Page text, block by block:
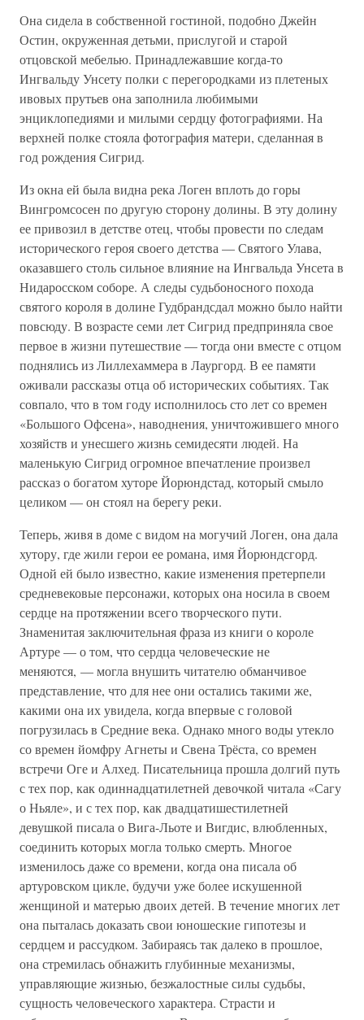
Она сидела в собственной гостиной, подобно Джейн
Остин, окруженная детьми, прислугой и старой
отцовской мебелью. Принадлежавшие когда-то
Ингвальду Унсету полки с перегородками из плетеных
ивовых прутьев она заполнила любимыми
энциклопедиями и милыми сердцу фотографиями. На
верхней полке стояла фотография матери, сделанная в
год рождения Сигрид.
Из окна ей была видна река Логен вплоть до горы
Вингромсосен по другую сторону долины. В эту долину
ее привозил в детстве отец, чтобы провести по следам
исторического героя своего детства — Святого Улава,
оказавшего столь сильное влияние на Ингвальда Унсета в
Нидаросском соборе. А следы судьбоносного похода
святого короля в долине Гудбрандсдал можно было найти
повсюду. В возрасте семи лет Сигрид предприняла свое
первое в жизни путешествие — тогда они вместе с отцом
поднялись из Лиллехаммера в Лаургорд. В ее памяти
оживали рассказы отца об исторических событиях. Так
совпало, что в том году исполнилось сто лет со времен
«Большого Офсена», наводнения, уничтожившего много
хозяйств и унесшего жизнь семидесяти людей. На
маленькую Сигрид огромное впечатление произвел
рассказ о богатом хуторе Йорюндстад, который смыло
целиком — он стоял на берегу реки.
Теперь, живя в доме с видом на могучий Логен, она дала
хутору, где жили герои ее романа, имя Йорюндсгорд.
Одной ей было известно, какие изменения претерпели
средневековые персонажи, которых она носила в своем
сердце на протяжении всего творческого пути.
Знаменитая заключительная фраза из книги о короле
Артуре — о том, что сердца человеческие не
меняются, — могла внушить читателю обманчивое
представление, что для нее они остались такими же,
какими она их увидела, когда впервые с головой
погрузилась в Средние века. Однако много воды утекло
со времен йомфру Агнеты и Свена Трёста, со времен
встречи Оге и Алхед. Писательница прошла долгий путь
с тех пор, как одиннадцатилетней девочкой читала «Сагу
о Ньяле», и с тех пор, как двадцатишестилетней
девушкой писала о Вига-Льоте и Вигдис, влюбленных,
соединить которых могла только смерть. Многое
изменилось даже со времени, когда она писала об
артуровском цикле, будучи уже более искушенной
женщиной и матерью двоих детей. В течение многих лет
она пыталась доказать свои юношеские гипотезы и
сердцем и рассудком. Забираясь так далеко в прошлое,
она стремилась обнажить глубинные механизмы,
управляющие жизнью, безжалостные силы судьбы,
сущность человеческого характера. Страсти и